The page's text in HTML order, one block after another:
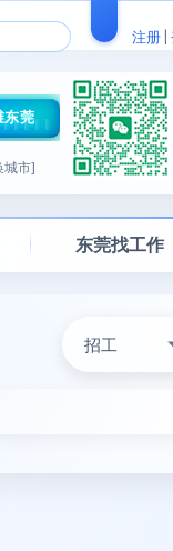
注册 |
东莞
城市]
东莞找工作
招工